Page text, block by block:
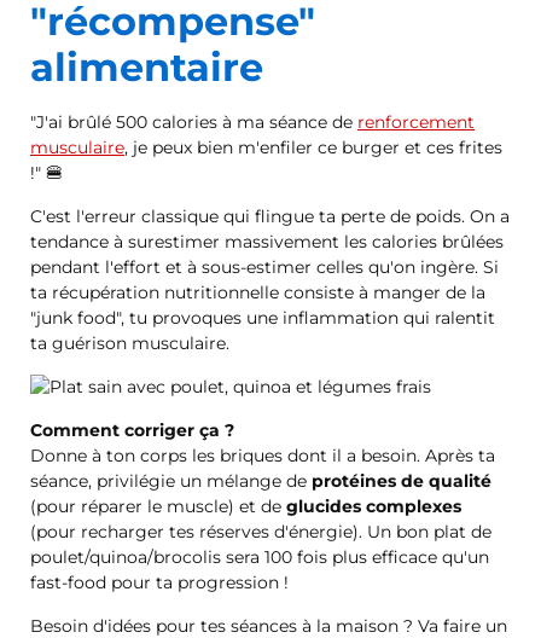
"récompense"
alimentaire
"J'ai brûlé 500 calories à ma séance de renforcement
musculaire, je peux bien m'enfiler ce burger et ces frites
!" 🍔
C'est l'erreur classique qui flingue ta perte de poids. On a
tendance à surestimer massivement les calories brûlées
pendant l'effort et à sous-estimer celles qu'on ingère. Si
ta récupération nutritionnelle consiste à manger de la
"junk food", tu provoques une inflammation qui ralentit
ta guérison musculaire.
Comment corriger ça ?
Donne à ton corps les briques dont il a besoin. Après ta
séance, privilégie un mélange de protéines de qualité
(pour réparer le muscle) et de glucides complexes
(pour recharger tes réserves d'énergie). Un bon plat de
poulet/quinoa/brocolis sera 100 fois plus efficace qu'un
fast-food pour ta progression !
Besoin d'idées pour tes séances à la maison ? Va faire un